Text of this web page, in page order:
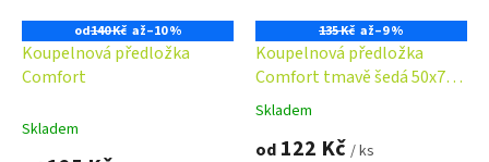
od140 Kč až–10 %
Koupelnová předložka
Comfort
Skladem
135 Kč až–9 %
Koupelnová předložka
Comfort tmavě šedá 50x70
cm
Průměrné
produktu
Skladem
od 122 Kč / ks